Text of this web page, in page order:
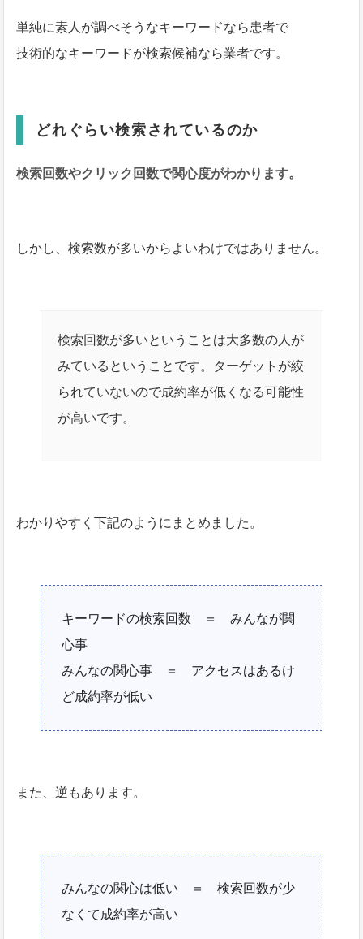
単純に素人が調べそうなキーワードなら患者で
技術的なキーワードが検索候補なら業者です。
どれぐらい検索されているのか
検索回数やクリック回数で関心度がわかります。
しかし、検索数が多いからよいわけではありません。
検索回数が多いということは大多数の人が
みているということです。ターゲットが絞
られていないので成約率が低くなる可能性
が高いです。
わかりやすく下記のようにまとめました。
キーワードの検索回数 ＝ みんなが関
心事
みんなの関心事 ＝ アクセスはあるけ
ど成約率が低い
また、逆もあります。
みんなの関心は低い ＝ 検索回数が少
なくて成約率が高い